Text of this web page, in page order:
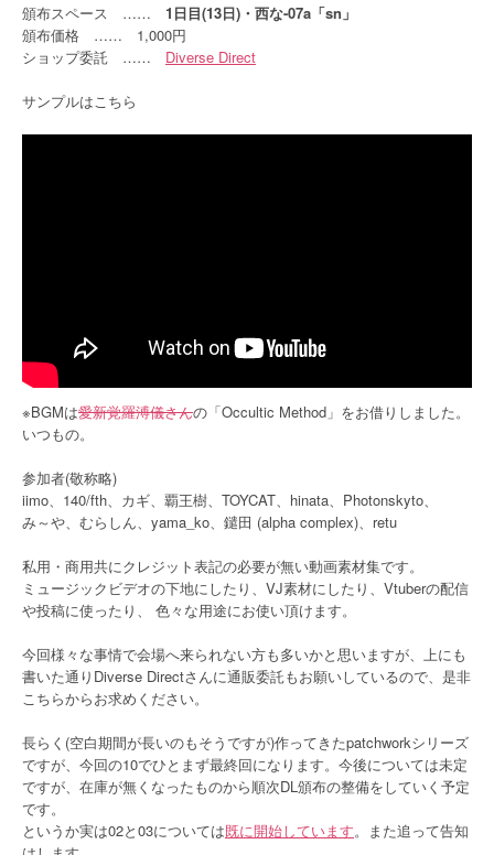
頒布スペース …… 1日目(13日)・西な-07a「sn」
頒布価格 …… 1,000円
ショップ委託 …… Diverse Direct
サンプルはこちら
※BGMは愛新覚羅溥儀さんの「Occultic Method」をお借りしました。
いつもの。
参加者(敬称略)
iimo、140/fth、カギ、覇王樹、TOYCAT、hinata、Photonskyto、
み～や、むらしん、yama_ko、鑓田 (alpha complex)、retu
私用・商用共にクレジット表記の必要が無い動画素材集です。
ミュージックビデオの下地にしたり、VJ素材にしたり、Vtuberの配信
や投稿に使ったり、 色々な用途にお使い頂けます。
今回様々な事情で会場へ来られない方も多いかと思いますが、上にも
書いた通りDiverse Directさんに通販委託もお願いしているので、是非
こちらからお求めください。
長らく(空白期間が長いのもそうですが)作ってきたpatchworkシリーズ
ですが、今回の10でひとまず最終回になります。今後については未定
ですが、在庫が無くなったものから順次DL頒布の整備をしていく予定
です。
というか実は02と03については既に開始しています。また追って告知